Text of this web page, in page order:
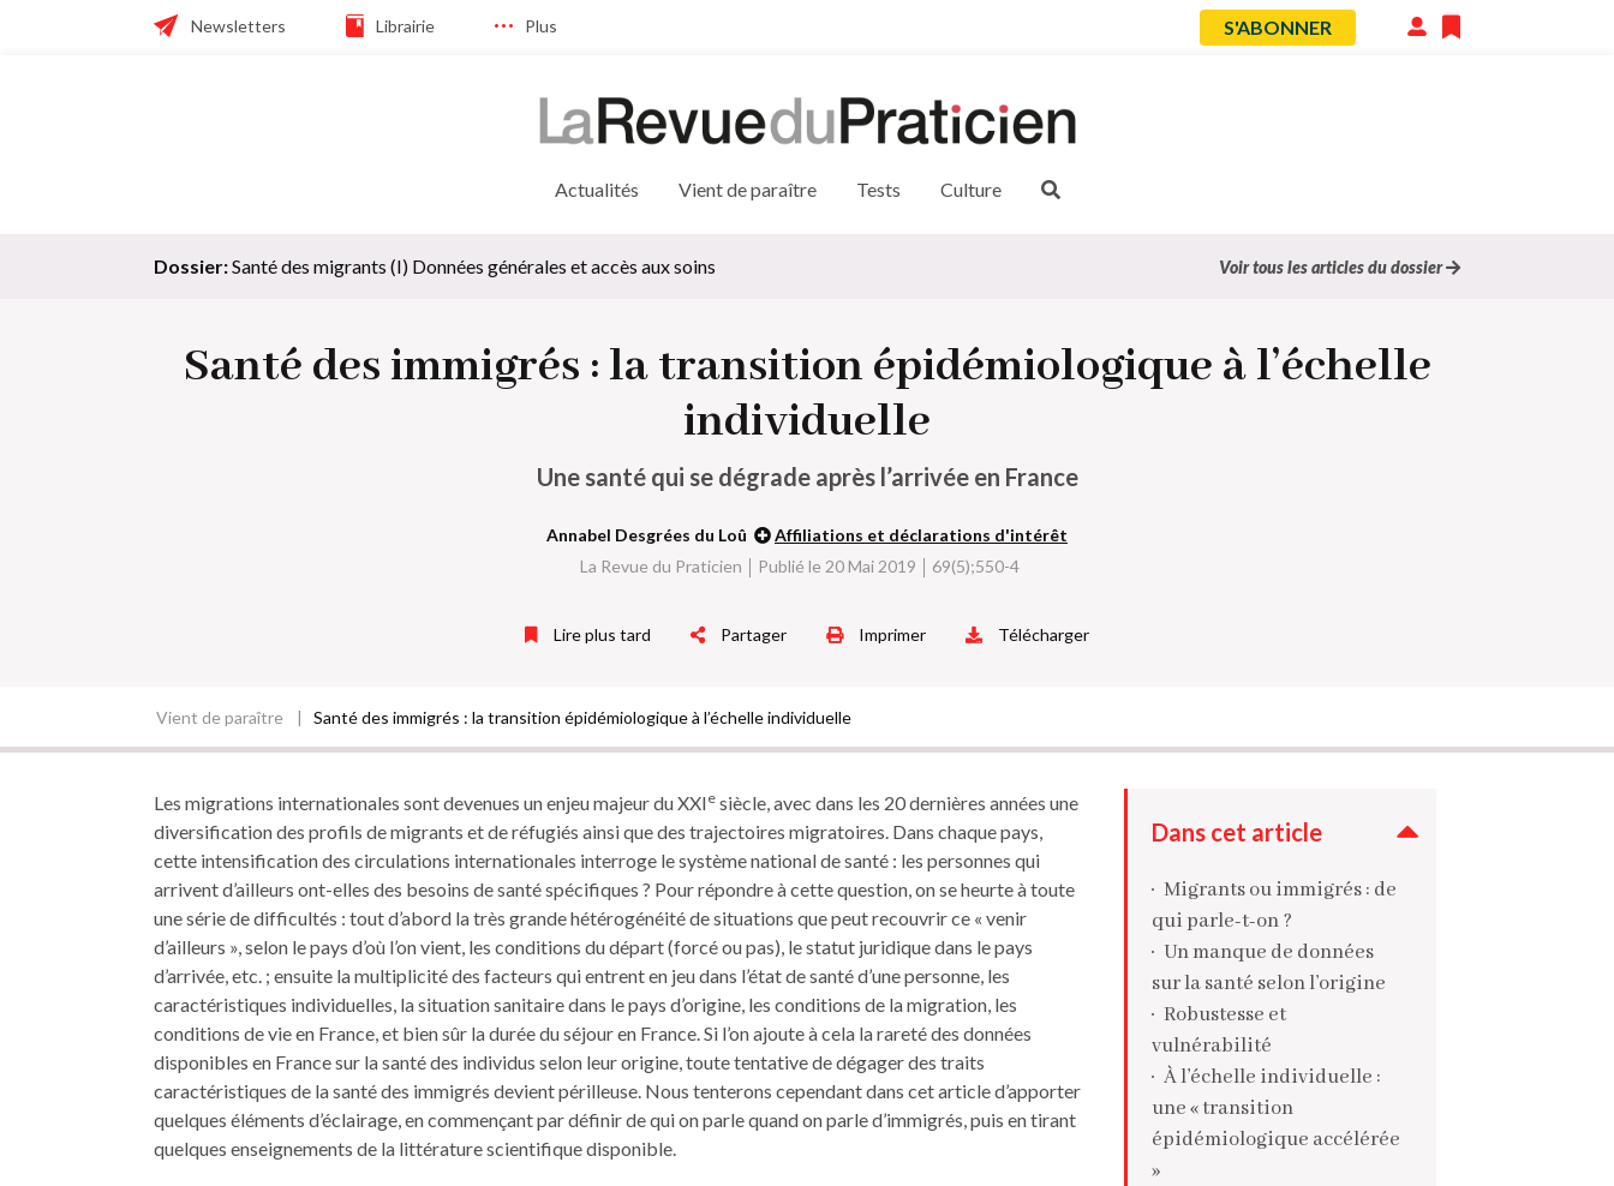
Header
Newsletters Librairie Plus
Menu
l'utilisateur
S'ABONNER
principale
Actualités Vient de paraître Tests Culture
Dossier:Santé des migrants (I) Données générales et accès aux soins Voir tous les articles du dossier
Santé des immigrés : la transition épidémiologique à l’échelle
individuelle
Une santé qui se dégrade après l’arrivée en France
Annabel Desgrées du Loû
Affiliations et déclarations d'intérêt
La Revue du Praticien
Publié le 20 Mai 2019 69(5);550-4
Lire plus tard Partager Imprimer Télécharger
d'Ariane
Vient de paraître Santé des immigrés : la transition épidémiologique à l’échelle individuelle
Les migrations internationales sont devenues un enjeu majeur du XXIe siècle, avec dans les 20 dernières années une
diversification des profils de migrants et de réfugiés ainsi que des trajectoires migratoires. Dans chaque pays,
cette intensification des circulations internationales interroge le système national de santé : les personnes qui
arrivent d’ailleurs ont-elles des besoins de santé spécifiques ? Pour répondre à cette question, on se heurte à toute
une série de difficultés : tout d’abord la très grande hétérogénéité de situations que peut recouvrir ce « venir
d’ailleurs », selon le pays d’où l’on vient, les conditions du départ (forcé ou pas), le statut juridique dans le pays
d’arrivée, etc. ; ensuite la multiplicité des facteurs qui entrent en jeu dans l’état de santé d’une personne, les
caractéristiques individuelles, la situation sanitaire dans le pays d’origine, les conditions de la migration, les
conditions de vie en France, et bien sûr la durée du séjour en France. Si l’on ajoute à cela la rareté des données
disponibles en France sur la santé des individus selon leur origine, toute tentative de dégager des traits
caractéristiques de la santé des immigrés devient périlleuse. Nous tenterons cependant dans cet article d’apporter
quelques éléments d’éclairage, en commençant par définir de qui on parle quand on parle d’immigrés, puis en tirant
quelques enseignements de la littérature scientifique disponible.
Dans cet article
Migrants ou immigrés : de
qui parle-t-on ?
Un manque de données
sur la santé selon l’origine
Robustesse et
vulnérabilité
À l’échelle individuelle :
une « transition
épidémiologique accélérée
»